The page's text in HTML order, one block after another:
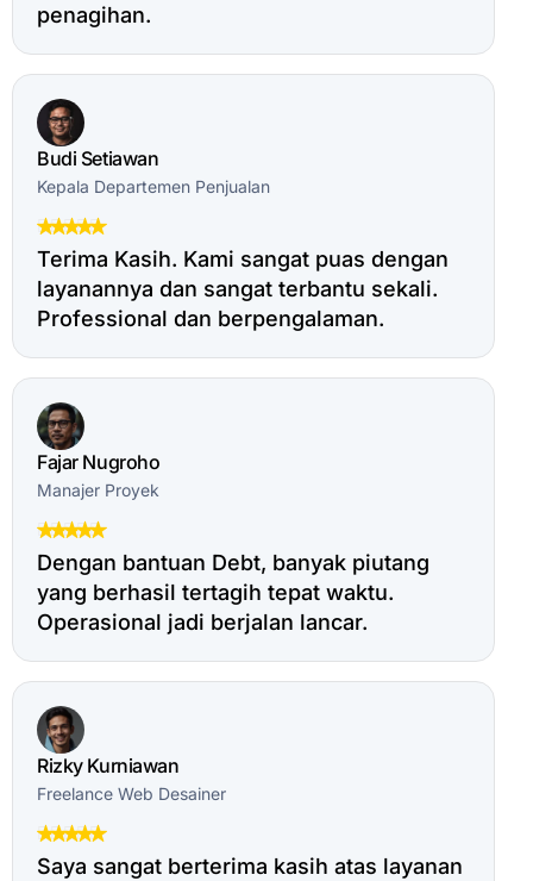
penagihan.
Budi Setiawan
Kepala Departemen Penjualan
Terima Kasih. Kami sangat puas dengan
layanannya dan sangat terbantu sekali.
Professional dan berpengalaman.
Fajar Nugroho
Manajer Proyek
Dengan bantuan Debt, banyak piutang
yang berhasil tertagih tepat waktu.
Operasional jadi berjalan lancar.
Rizky Kurniawan
Freelance Web Desainer
Saya sangat berterima kasih atas layanan